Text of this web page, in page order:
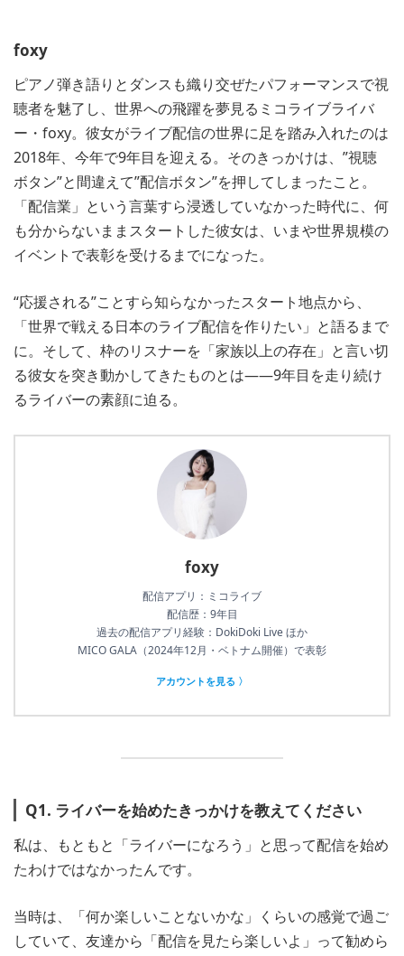
foxy
ピアノ弾き語りとダンスも織り交ぜたパフォーマンスで視
聴者を魅了し、世界への飛躍を夢見るミコライブライバ
ー・foxy。彼女がライブ配信の世界に足を踏み入れたのは
2018年、今年で9年目を迎える。そのきっかけは、”視聴
ボタン”と間違えて”配信ボタン”を押してしまったこと。
「配信業」という言葉すら浸透していなかった時代に、何
も分からないままスタートした彼女は、いまや世界規模の
イベントで表彰を受けるまでになった。
“応援される”ことすら知らなかったスタート地点から、
「世界で戦える日本のライブ配信を作りたい」と語るまで
に。そして、枠のリスナーを「家族以上の存在」と言い切
る彼女を突き動かしてきたものとは――9年目を走り続け
るライバーの素顔に迫る。
foxy
配信アプリ：ミコライブ
配信歴：9年目
過去の配信アプリ経験：DokiDoki Live ほか
MICO GALA（2024年12月・ベトナム開催）で表彰
アカウントを見る 〉
Q1. ライバーを始めたきっかけを教えてください
私は、もともと「ライバーになろう」と思って配信を始め
たわけではなかったんです。
当時は、「何か楽しいことないかな」くらいの感覚で過ご
していて、友達から「配信を見たら楽しいよ」って勧めら